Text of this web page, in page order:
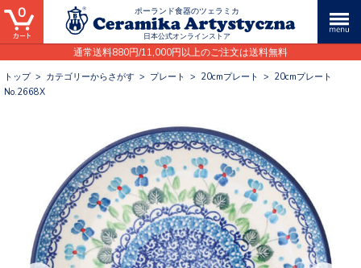
ポーランド食器のツェラミカ
日本公式オンラインストア
通常送料880円/11,000円以上のご注文は送料無料
0
トップ> カテゴリーからさがす > プレート > 20cmプレート > 20cmプレート
No.2668X